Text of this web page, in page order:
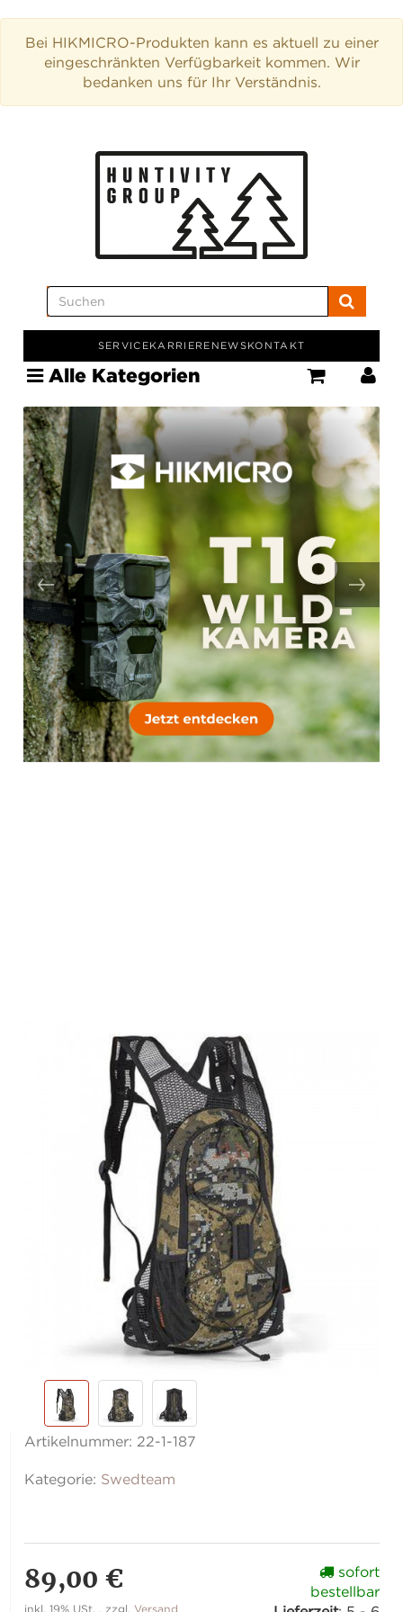
Bei HIKMICRO-Produkten kann es aktuell zu einer
eingeschränkten Verfügbarkeit kommen. Wir
bedanken uns für Ihr Verständnis.
SERVICEKARRIERE NEWSKONTAKT
Alle Kategorien
Artikelnummer: 22-1-187
Kategorie: Swedteam
89,00 €
inkl. 19% USt. , zzgl.Versand
sofort
bestellbar